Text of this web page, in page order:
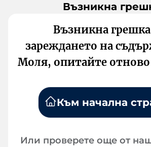
Възникна
Възникна
зареждането на
Моля, опитайте
Към начална
Или проверете още от